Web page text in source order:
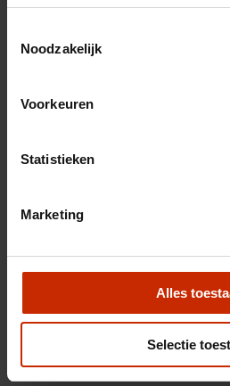
Noodzakelijk
Voorkeuren
Statistieken
Marketing
Alles
Selectie
Motorrijtuigen belasting €
Energielabel
Topsnelheid
Acceleratie (0-100km)
Interieurkleur
BTW
Opties